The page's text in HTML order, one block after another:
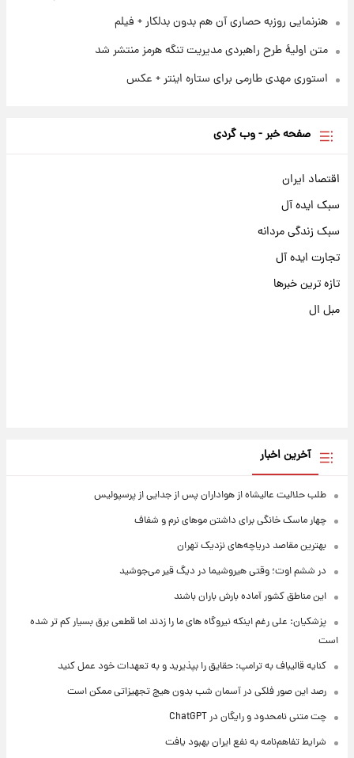
هنرنمایی روزبه حصاری آن هم بدون بدلکار + فیلم
متن اولیۀ طرح راهبردی مدیریت تنگه هرمز منتشر شد
استوری مهدی طارمی برای ستاره اینتر + عکس
صفحه خبر - وب گردی
اقتصاد ایران
سبک ایده آل
سبک زندگی مردانه
تجارت ایده آل
تازه ترین خبرها
مبل ال
آخرین اخبار
طلب حلالیت عالیشاه از هواداران پس از جدایی از پرسپولیس
چهار ماسک خانگی برای داشتن موهای نرم و شفاف
بهترین مقاصد دریاچه‌های نزدیک تهران
در ششم اوت؛ وقتی هیروشیما در دیگ قیر می‌جوشید
این مناطق کشور آماده بارش باران باشند
پزشکیان: علی رغم اینکه نیروگاه های ما را زدند اما قطعی برق بسیار کم تر شده
است
کنایه قالیباف به ترامپ: حقایق را بپذیرید و به تعهدات خود عمل کنید
رصد این صور فلکی در آسمان شب بدون هیچ تجهیزاتی ممکن است
چت متنی نامحدود و رایگان در ChatGPT
شرایط تفاهم‌نامه به نفع ایران بهبود یافت